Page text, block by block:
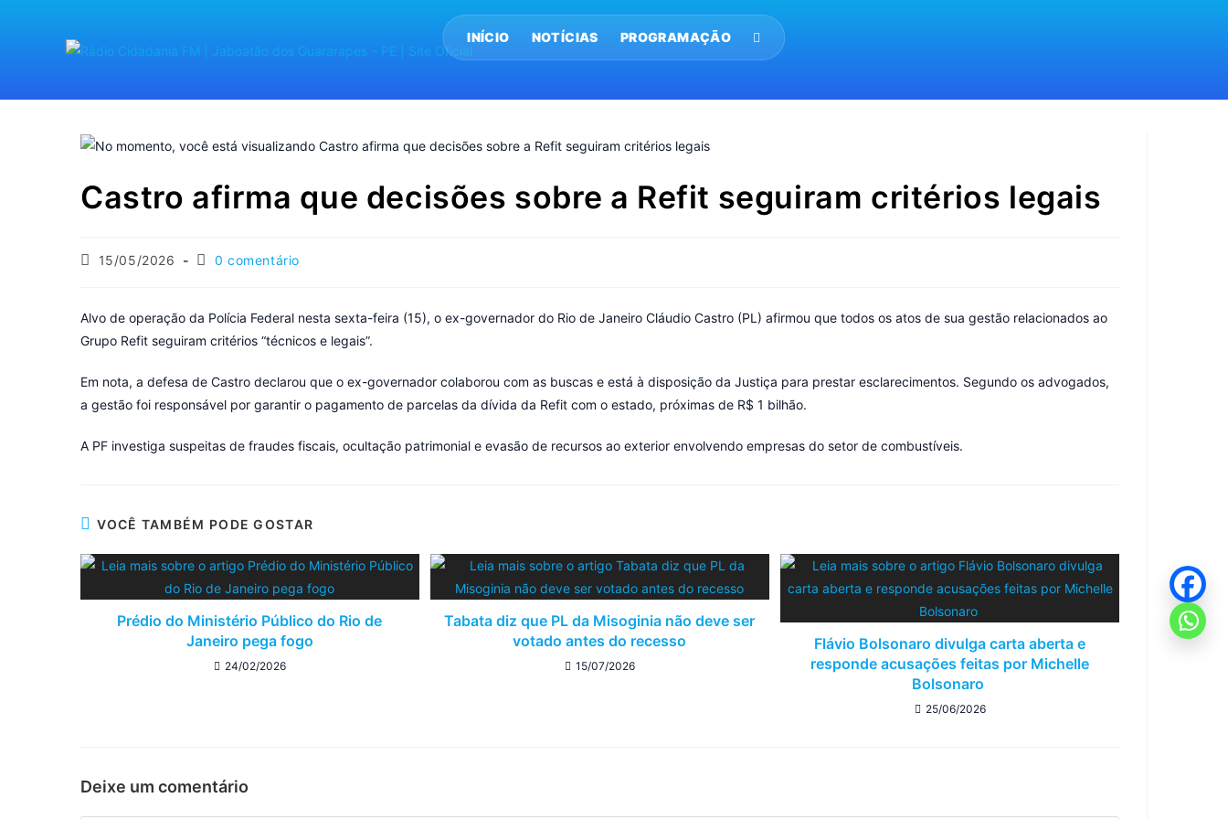
INÍCIO NOTÍCIAS PROGRAMAÇÃO
Castro afirma que decisões sobre a Refit seguiram critérios legais
15/05/2026 0 comentário
Alvo de operação da Polícia Federal nesta sexta-feira (15), o ex-governador do Rio de Janeiro Cláudio Castro (PL) afirmou que todos os atos de sua gestão relacionados ao
Grupo Refit seguiram critérios “técnicos e legais”.
Em nota, a defesa de Castro declarou que o ex-governador colaborou com as buscas e está à disposição da Justiça para prestar esclarecimentos. Segundo os advogados,
a gestão foi responsável por garantir o pagamento de parcelas da dívida da Refit com o estado, próximas de R$ 1 bilhão.
A PF investiga suspeitas de fraudes fiscais, ocultação patrimonial e evasão de recursos ao exterior envolvendo empresas do setor de combustíveis.
VOCÊ TAMBÉM PODE GOSTAR
Prédio do Ministério Público do Rio de
Janeiro pega fogo
24/02/2026
Tabata diz que PL da Misoginia não deve ser
votado antes do recesso
15/07/2026
Flávio Bolsonaro divulga carta aberta e
responde acusações feitas por Michelle
Bolsonaro
25/06/2026
Deixe um comentário